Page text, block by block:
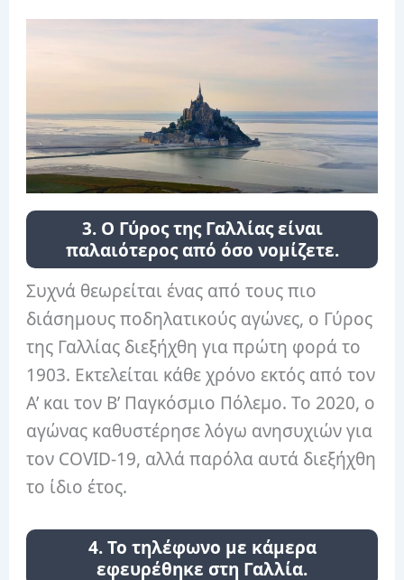
3. Ο Γύρος της Γαλλίας είναι
παλαιότερος από όσο νομίζετε.
Συχνά θεωρείται ένας από τους πιο
διάσημους ποδηλατικούς αγώνες, ο Γύρος
της Γαλλίας διεξήχθη για πρώτη φορά το
1903. Εκτελείται κάθε χρόνο εκτός από τον
Α’ και τον Β’ Παγκόσμιο Πόλεμο. Το 2020, ο
αγώνας καθυστέρησε λόγω ανησυχιών για
τον COVID-19, αλλά παρόλα αυτά διεξήχθη
το ίδιο έτος.
4. Το τηλέφωνο με κάμερα
εφευρέθηκε στη Γαλλία.